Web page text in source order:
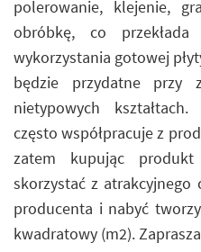
polerowanie, klejenie,
obróbkę, co
wykorzystania gotowej
będzie przydatne przy
nietypowych
często współpracuje z
zatem kupując
skorzystać z atrakcyjnego
producenta i nabyć
kwadratowy (m2).